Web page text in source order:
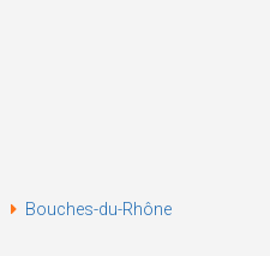
Bouches-du-Rhône